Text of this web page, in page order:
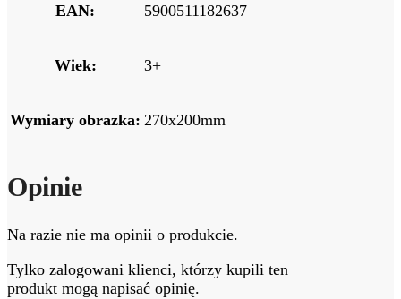
EAN: 5900511182637
Wiek: 3+
Wymiary obrazka: 270x200mm
Opinie
Na razie nie ma opinii o produkcie.
Tylko zalogowani klienci, którzy kupili ten
produkt mogą napisać opinię.